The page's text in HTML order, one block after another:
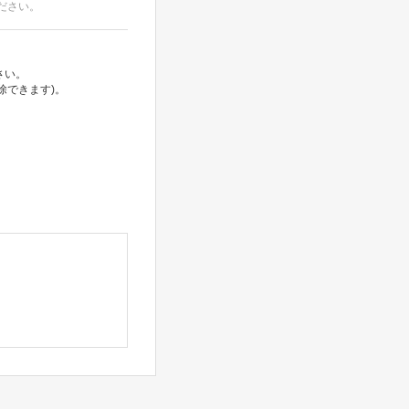
い。
。
きます)。